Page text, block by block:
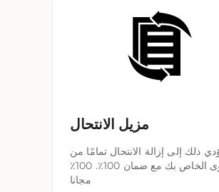
مزيل الانتحال
ذلك إلى إزالة الانتحال تمامًا من
المحتوى الخاص بك مع ضمان 100٪. 100٪
مجانا